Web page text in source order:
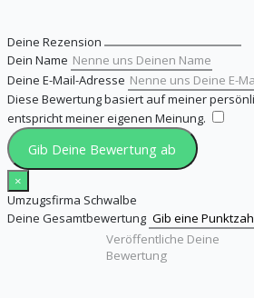
Deine Rezension
Dein Name
Deine E-Mail-Adresse
Diese Bewertung basiert auf meiner
entspricht meiner eigenen Meinung.
Gib Deine Bewertung ab
×
Umzugsfirma Schwalbe
Deine Gesamtbewertung